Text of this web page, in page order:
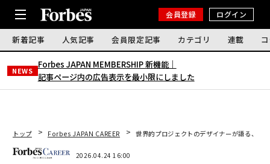
会員登録 ログイン
新着記事 人気記事 会員限定記事 カテゴリ 連載
NEWS
Forbes JAPAN MEMBERSHIP 新機能｜
記事ページ内の広告表示を最小限にしました
トップ Forbes JAPAN CAREER 世界的プロジェクトのデザイナーが語る、空
2026.04.24 16:00